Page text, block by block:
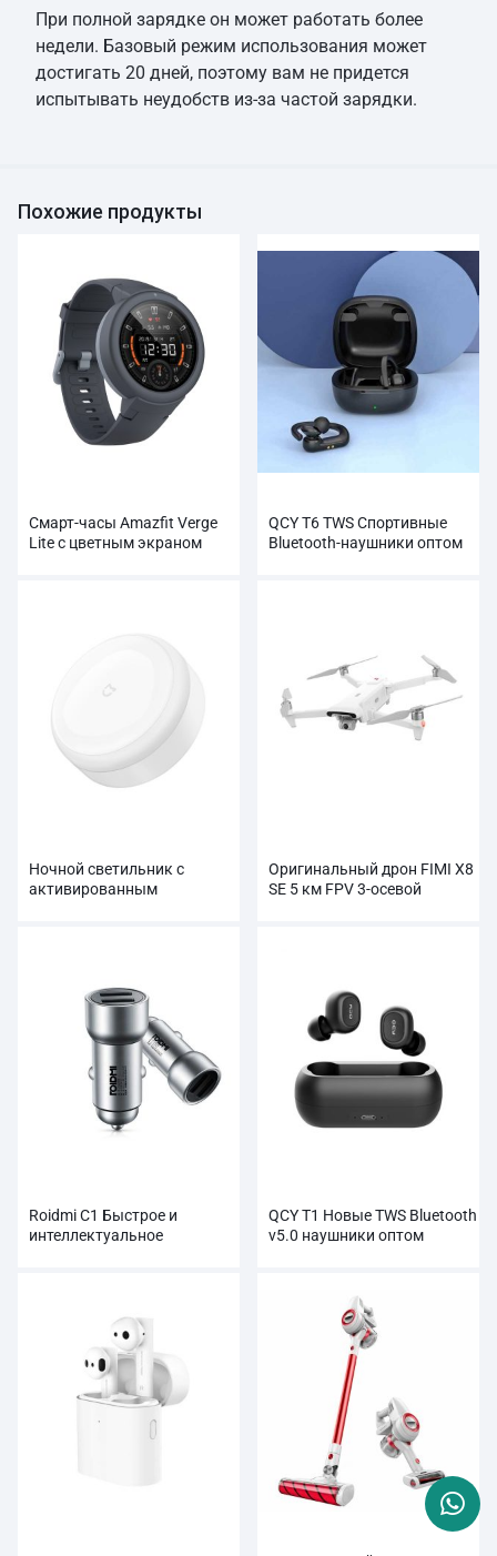
При полной зарядке он может работать более
недели. Базовый режим использования может
достигать 20 дней, поэтому вам не придется
испытывать неудобств из-за частой зарядки.
Похожие продукты
Смарт-часы Amazfit Verge
Lite с цветным экраном
QCY T6 TWS Спортивные
Bluetooth-наушники оптом
Ночной светильник с
активированным
Оригинальный дрон FIMI X8
SE 5 км FPV 3-осевой
Roidmi C1 Быстрое и
интеллектуальное
QCY T1 Новые TWS Bluetooth
v5.0 наушники оптом